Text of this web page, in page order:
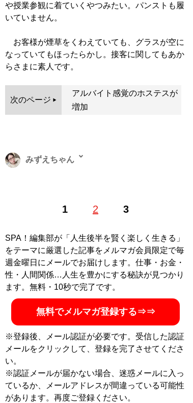
や授業参観に着ていくやつみたい。パンストも履
いていません。
お客様が煙草をくわえていても、グラスが空に
なっていてもほったらかし。接客に関してもあか
らさまに素人です。
次のページ
アルバイト感覚のホステスが
増加
1 2 3
みずえちゃん
後、大阪市内の広告代理店に勤務する傍ら、キャバ嬢デ
在は銀座ホステスとライターを兼業。X（旧Twitter）：
@mizuechan1989
記事一覧へ
SPA！編集部が「人生後半を賢く楽しく生きる」
をテーマに厳選した記事をメルマガ会員限定で毎
週金曜日にメールでお届けします。仕事・お金・
性・人間関係…人生を豊かにする秘訣が見つかり
ます。無料・10秒で完了です。
無料でメルマガ登録する⇒⇒
※登録後、メール認証が必要です。受信した認証
メールをクリックして、登録を完了させてくださ
い。
※認証メールが届かない場合、迷惑メールに入っ
ているか、メールアドレスが間違っている可能性
があります。再度ご登録ください。